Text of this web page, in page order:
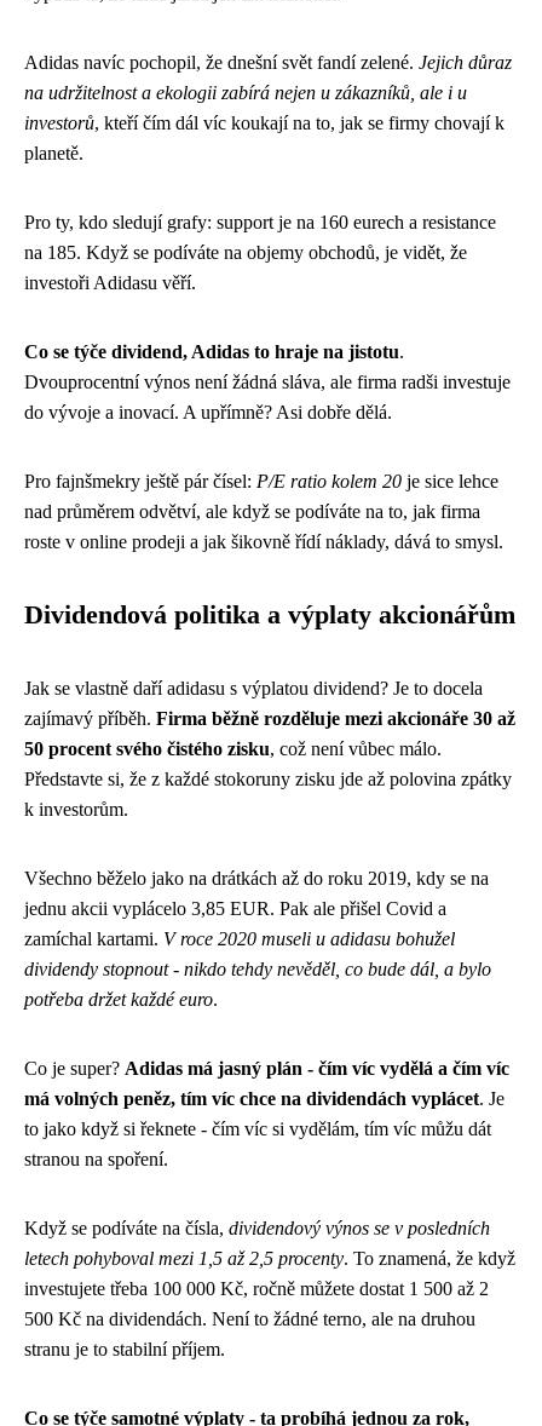
Adidas navíc pochopil, že dnešní svět fandí zelené. Jejich důraz
na udržitelnost a ekologii zabírá nejen u zákazníků, ale i u
investorů, kteří čím dál víc koukají na to, jak se firmy chovají k
planetě.
Pro ty, kdo sledují grafy: support je na 160 eurech a resistance
na 185. Když se podíváte na objemy obchodů, je vidět, že
investoři Adidasu věří.
Co se týče dividend, Adidas to hraje na jistotu.
Dvouprocentní výnos není žádná sláva, ale firma radši investuje
do vývoje a inovací. A upřímně? Asi dobře dělá.
Pro fajnšmekry ještě pár čísel: P/E ratio kolem 20 je sice lehce
nad průměrem odvětví, ale když se podíváte na to, jak firma
roste v online prodeji a jak šikovně řídí náklady, dává to smysl.
Dividendová politika a výplaty akcionářům
Jak se vlastně daří adidasu s výplatou dividend? Je to docela
zajímavý příběh. Firma běžně rozděluje mezi akcionáře 30 až
50 procent svého čistého zisku, což není vůbec málo.
Představte si, že z každé stokoruny zisku jde až polovina zpátky
k investorům.
Všechno běželo jako na drátkách až do roku 2019, kdy se na
jednu akcii vyplácelo 3,85 EUR. Pak ale přišel Covid a
zamíchal kartami. V roce 2020 museli u adidasu bohužel
dividendy stopnout - nikdo tehdy nevěděl, co bude dál, a bylo
potřeba držet každé euro.
Co je super? Adidas má jasný plán - čím víc vydělá a čím víc
má volných peněz, tím víc chce na dividendách vyplácet. Je
to jako když si řeknete - čím víc si vydělám, tím víc můžu dát
stranou na spoření.
Když se podíváte na čísla, dividendový výnos se v posledních
letech pohyboval mezi 1,5 až 2,5 procenty. To znamená, že když
investujete třeba 100 000 Kč, ročně můžete dostat 1 500 až 2
500 Kč na dividendách. Není to žádné terno, ale na druhou
stranu je to stabilní příjem.
Co se týče samotné výplaty - ta probíhá jednou za rok,